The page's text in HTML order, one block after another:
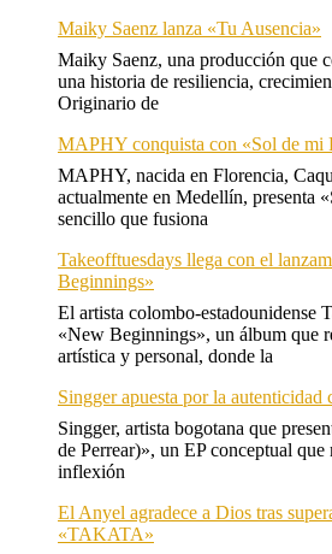
Maiky Saenz lanza «Tu Ausencia»
Maiky Saenz, una producción que
una historia de resiliencia,
Originario de
MAPHY conquista con «Sol de mi
MAPHY, nacida en Florencia,
actualmente en Medellín, presenta
sencillo que fusiona
Takeofftuesdays llega con el
Beginnings»
El artista colombo-estadounidense
«New Beginnings», un álbum que
artística y personal, donde la
Singger apuesta por la
Singger, artista bogotana que
de Perrear)», un EP conceptual
inflexión
El Anyel agradece a Dios tras
«TAKATA»